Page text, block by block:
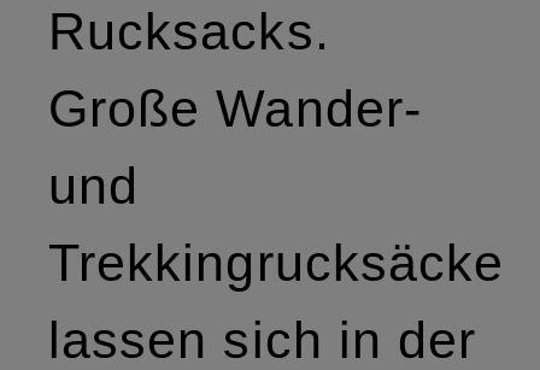
Rucksacks.
Große Wander-
und
Trekkingrucksäcke
lassen sich in der